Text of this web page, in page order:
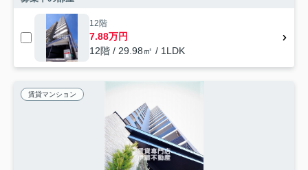
12階
7.88万円
12階 / 29.98㎡ / 1LDK
賃貸マンション